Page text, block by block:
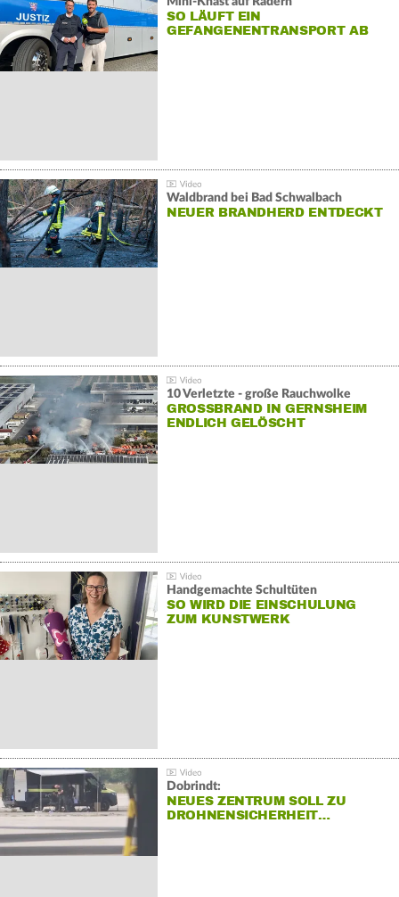
SO LÄUFT EIN
GEFANGENENTRANSPORT AB
Waldbrand bei Bad Schwalbach
NEUER BRANDHERD ENTDECKT
10 Verletzte - große Rauchwolke
GROSSBRAND IN GERNSHEIM E
NDLICH GELÖSCHT
Handgemachte Schultüten
SO WIRD DIE EINSCHULUNG
ZUM KUNSTWERK
Dobrindt:
NEUES ZENTRUM SOLL ZU
DROHNENSICHERHEIT…